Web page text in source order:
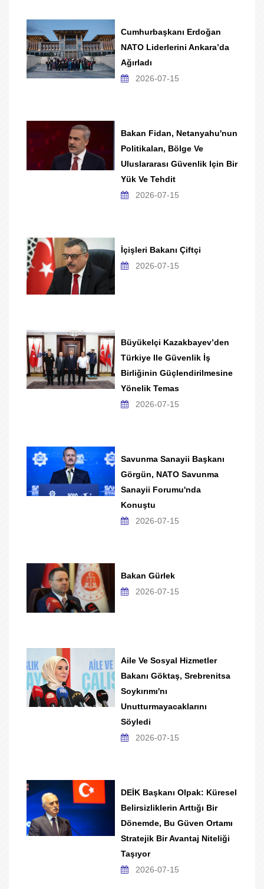
Cumhurbaşkanı Erdoğan
NATO Liderlerini Ankara’da
Ağırladı
2026-07-15
Bakan Fidan, Netanyahu'nun
Politikaları, Bölge Ve
Uluslararası Güvenlik Için Bir
Yük Ve Tehdit
2026-07-15
İçişleri Bakanı Çiftçi
2026-07-15
Büyükelçi Kazakbayev’den
Türkiye Ile Güvenlik İş
Birliğinin Güçlendirilmesine
Yönelik Temas
2026-07-15
Savunma Sanayii Başkanı
Görgün, NATO Savunma
Sanayii Forumu'nda
Konuştu
2026-07-15
Bakan Gürlek
2026-07-15
Aile Ve Sosyal Hizmetler
Bakanı Göktaş, Srebrenitsa
Soykırımı'nı
Unutturmayacaklarını
Söyledi
2026-07-15
DEİK Başkanı Olpak: Küresel
Belirsizliklerin Arttığı Bir
Dönemde, Bu Güven Ortamı
Stratejik Bir Avantaj Niteliği
Taşıyor
2026-07-15